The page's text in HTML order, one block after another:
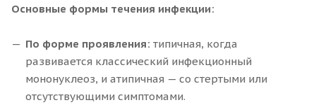
Основные формы течения инфекции:
По форме проявления: типичная, когда
развивается классический инфекционный
мононуклеоз, и атипичная — со стертыми или
отсутствующими симптомами.